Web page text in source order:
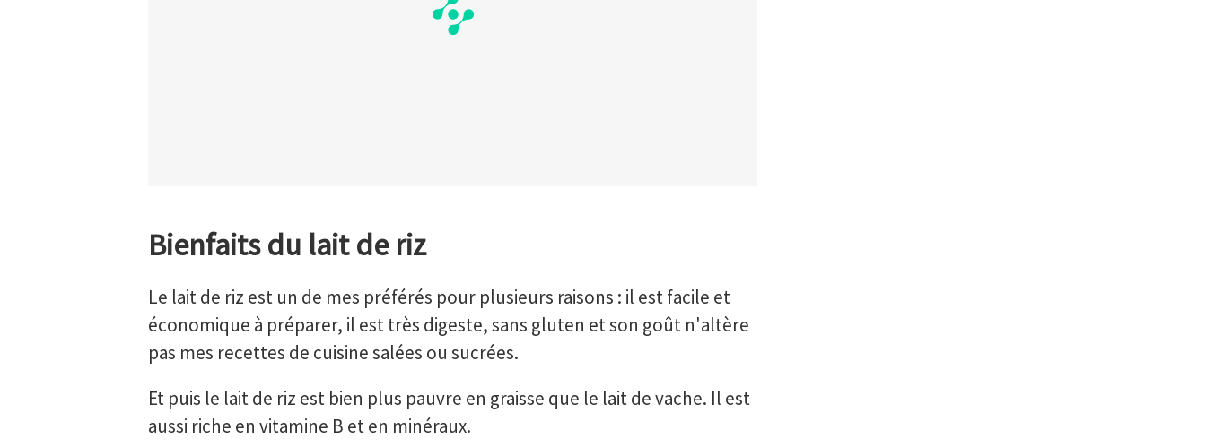
Bienfaits du lait de riz
Le lait de riz est un de mes préférés pour plusieurs raisons : il est facile et
économique à préparer, il est très digeste, sans gluten et son goût n'altère
pas mes recettes de cuisine salées ou sucrées.
Et puis le lait de riz est bien plus pauvre en graisse que le lait de vache. Il est
aussi riche en vitamine B et en minéraux.